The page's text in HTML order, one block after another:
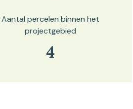
Aantal percelen binnen het
projectgebied
4